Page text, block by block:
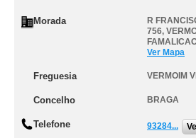
Morada
R
756,
Ver Mapa
Freguesia VERMOIM
Concelho BRAGA
Telefone 93284...